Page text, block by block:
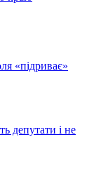
«підриває»
депутати і не